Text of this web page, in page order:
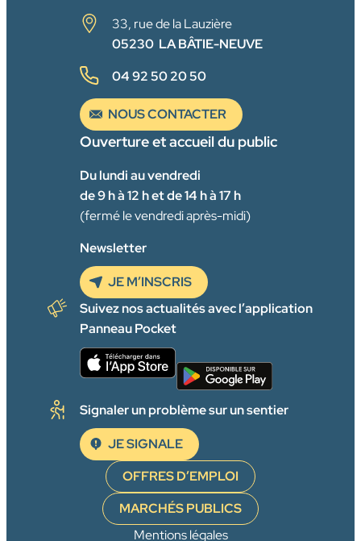
33, rue de la Lauzière
05230 LA BÂTIE-NEUVE
04 92 50 20 50
NOUS CONTACTER
Ouverture et accueil du public
Du lundi au vendredi
de 9 h à 12 h et de 14 h à 17 h
(fermé le vendredi après-midi)
Newsletter
JE M’INSCRIS
Suivez nos actualités avec l’application
Panneau Pocket
Signaler un problème sur un sentier
JE SIGNALE
OFFRES D’EMPLOI
MARCHÉS PUBLICS
Mentions légales